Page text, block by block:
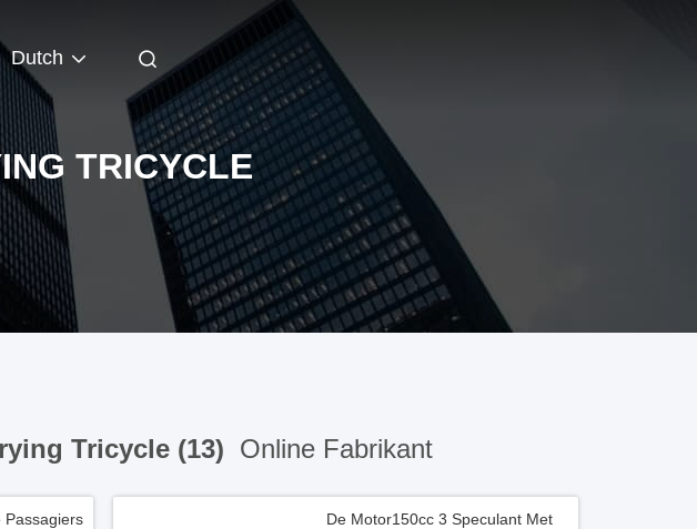
Dutch
TRICYCLE
Tricycle (13) Online Fabrikant
Passagiers
De Motor150cc 3 Speculant Met